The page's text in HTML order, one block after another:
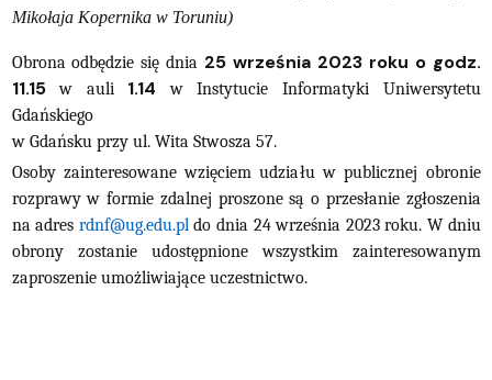
Mikołaja Kopernika w Toruniu)
Obrona odbędzie się dnia 25 września 2023 roku o godz.
11.15w auli 1.14 w Instytucie Informatyki Uniwersytetu
Gdańskiego
w Gdańsku przy ul. Wita Stwosza 57.
Osoby zainteresowane wzięciem udziału w publicznej obronie
rozprawy w formie zdalnej proszone są o przesłanie zgłoszenia
na adres rdnf@ug.edu.pl do dnia 24 września 2023 roku. W dniu
obrony zostanie udostępnione wszystkim zainteresowanym
zaproszenie umożliwiające uczestnictwo.